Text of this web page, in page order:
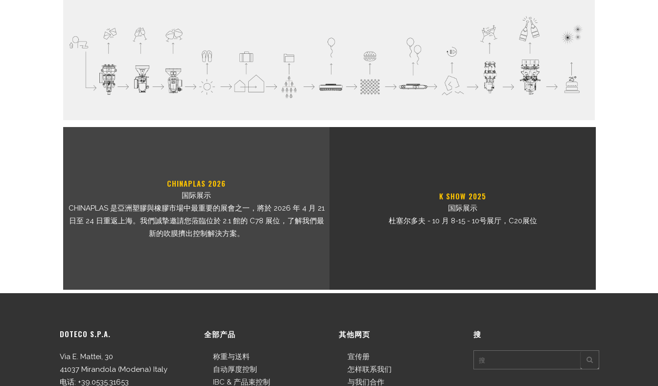
CHINAPLAS 2026
国际展示
CHINAPLAS 是亞洲塑膠與橡膠市場中最重要的展會之一，將於 2026 年 4 月 21
日至 24 日重返上海。我們誠摯邀請您蒞臨位於 2.1 館的 C78 展位，了解我們最
新的吹膜擠出控制解決方案。
K SHOW 2025
国际展示
杜塞尔多夫 - 10 月 8-15 - 10号展厅，C20展位
DOTECO S.P.A.
Via E. Mattei, 30
41037 Mirandola (Modena) Italy
电话: +39.0535.31653
全部产品
称重与送料
自动厚度控制
IBC & 产品束控制
其他网页
宣传册
怎样联系我们
与我们合作
搜